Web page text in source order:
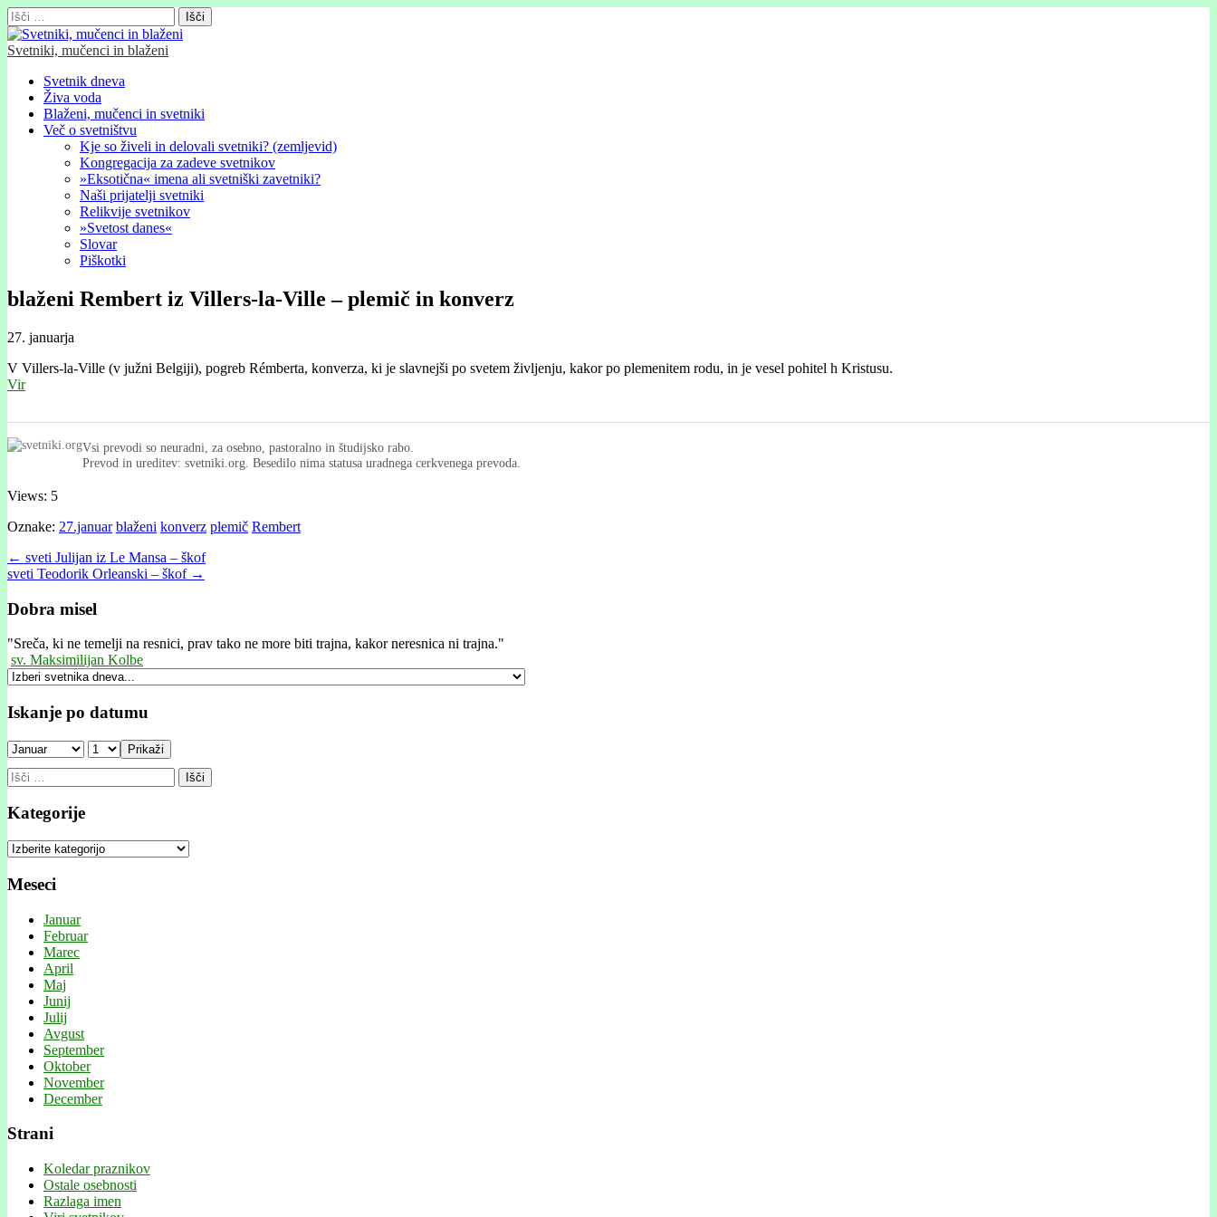
Išči:
Svetniki, mučenci in blaženi
Glavni
meni
Skip
content
Svetnik dneva
Živa voda
Blaženi, mučenci in svetniki
Več o svetništvu
Kje so živeli in delovali svetniki? (zemljevid)
Kongregacija za zadeve svetnikov
»Eksotična« imena ali svetniški zavetniki?
Naši prijatelji svetniki
Relikvije svetnikov
»Svetost danes«
Slovar
Piškotki
blaženi Rembert iz Villers-la-Ville – plemič in konverz
27. januarja
V Villers-la-Ville (v južni Belgiji), pogreb Rémberta, konverza, ki je slavnejši po svetem življenju, kakor po plemenitem rodu, in je vesel pohitel h Kristusu.
Vir
Vsi prevodi so neuradni, za osebno, pastoralno in študijsko rabo.
Prevod in ureditev: svetniki.org. Besedilo nima statusa uradnega cerkvenega prevoda.
Views: 5
Oznake: 27.januar blaženi konverz plemič Rembert
Post
navigation
← sveti Julijan iz Le Mansa – škof
sveti Teodorik Orleanski – škof →
Dobra misel
"Sreča, ki ne temelji na resnici, prav tako ne more biti trajna, kakor neresnica ni trajna."
sv. Maksimilijan Kolbe
Iskanje po datumu
Prikaži
Išči:
Kategorije
Kategorije
Meseci
Januar
Februar
Marec
April
Maj
Junij
Julij
Avgust
September
Oktober
November
December
Strani
Koledar praznikov
Ostale osebnosti
Razlaga imen